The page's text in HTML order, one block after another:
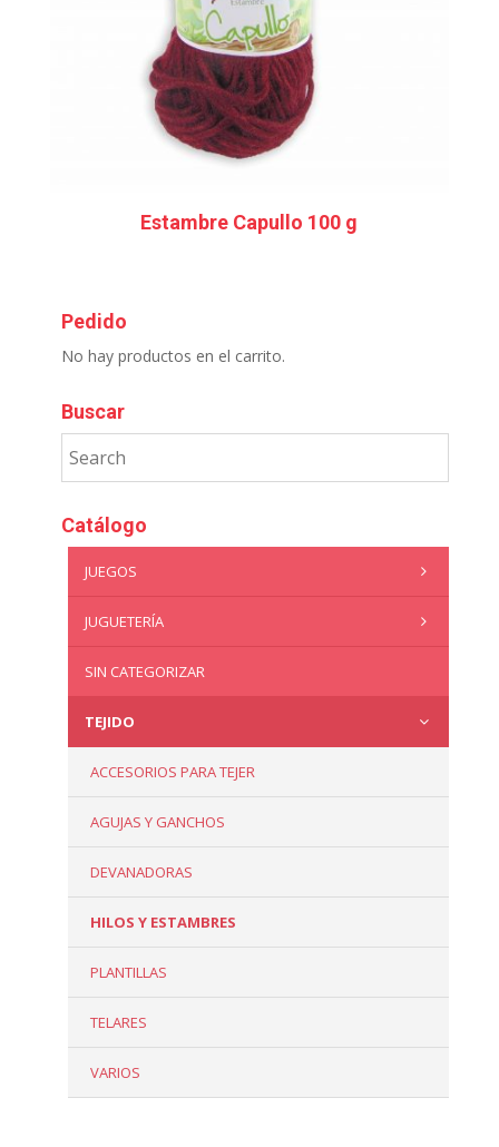
Estambre Capullo 100 g
Pedido
No hay productos en el carrito.
Buscar
Catálogo
JUEGOS
JUGUETERÍA
SIN CATEGORIZAR
TEJIDO
ACCESORIOS PARA TEJER
AGUJAS Y GANCHOS
DEVANADORAS
HILOS Y ESTAMBRES
PLANTILLAS
TELARES
VARIOS